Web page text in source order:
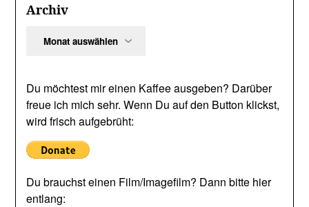
Archiv
Du möchtest mir einen Kaffee ausgeben? Darüber
freue ich mich sehr. Wenn Du auf den Button klickst,
wird frisch aufgebrüht:
Du brauchst einen Film/Imagefilm? Dann bitte hier
entlang: